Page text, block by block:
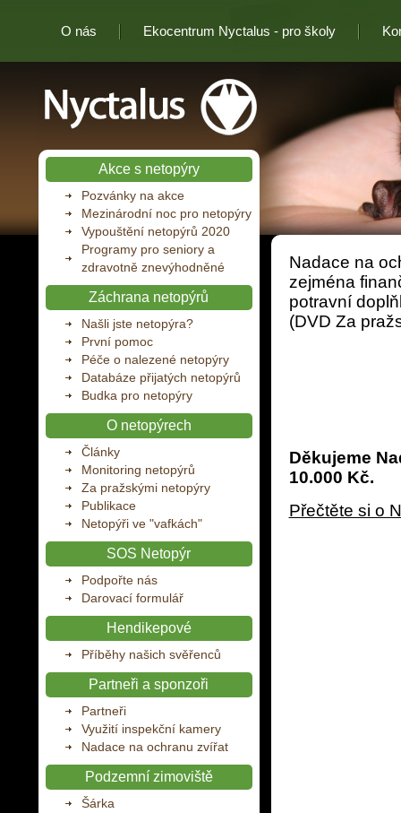
O nás Ekocentrum Nyctalus - pro školy
Akce s netopýry
Pozvánky na akce
Mezinárodní noc pro netopýry
Vypouštění netopýrů 2020
Programy pro seniory a
zdravotně znevýhodněné
Záchrana netopýrů
Našli jste netopýra?
První pomoc
Péče o nalezené netopýry
Databáze přijatých netopýrů
Budka pro netopýry
O netopýrech
Články
Monitoring netopýrů
Za pražskými netopýry
Publikace
Netopýři ve "vafkách"
SOS Netopýr
Podpořte nás
Darovací formulář
Hendikepové
Příběhy našich svěřenců
Partneři a sponzoři
Partneři
Využití inspekční kamery
Nadace na ochranu zvířat
Podzemní zimoviště
Šárka
Nadace na
zejména
potravní
(DVD Za
Děkujeme
10.000 Kč.
Přečtěte si o